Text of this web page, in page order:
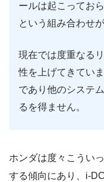
ールは起こってお
という組み合わせ
現在では度重なる
性を上げてきてい
であり他のシステ
るを得ません。
ホンダは度々こうい
する傾向にあり、i-